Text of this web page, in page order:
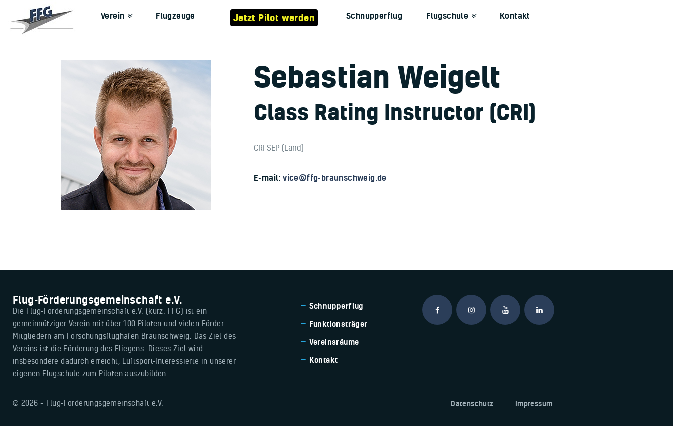
Verein Flugzeuge Jetzt Pilot werden Schnupperflug Flugschule Kontakt
Verein
Schnupperflug
Kontakt
Sebastian Weigelt
Class Rating Instructor (CRI)
CRI SEP (Land)
E-mail:vice@ffg-braunschweig.de
Flug-Förderungsgemeinschaft e.V.
Die Flug-Förderungsgemeinschaft e.V. (kurz: FFG) ist ein
gemeinnütziger Verein mit über 100 Piloten und vielen Förder-
Mitgliedern am Forschungsflughafen Braunschweig. Das Ziel des
Vereins ist die Förderung des Fliegens. Dieses Ziel wird
insbesondere dadurch erreicht, Luftsport-Interessierte in unserer
eigenen Flugschule zum Piloten auszubilden.
Schnupperflug
Funktionsträger
Vereinsräume
Kontakt
© 2026 – Flug-Förderungsgemeinschaft e.V. Datenschutz Impressum